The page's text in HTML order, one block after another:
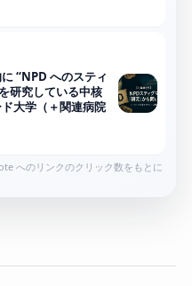
“NPD へのスティ
研究している中核
大学（＋関連病院
へのリンクのクリック数をもとに